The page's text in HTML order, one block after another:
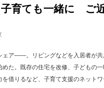
育ても一緒に ご
ェア――。リビングなどを入居者が
た。既存の住宅を改修、子どもの
を借りるなど、子育て支援のネット